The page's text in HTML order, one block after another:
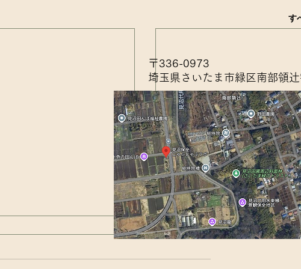
す
〒336-0973
埼玉県さいたま市緑区南部領